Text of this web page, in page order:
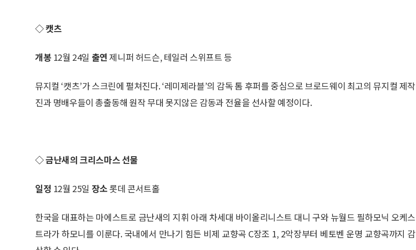
◇ 캣츠
개봉 12월 24일 출연제니퍼 허드슨, 테일러 스위프트 등
뮤지컬 ‘캣츠’가 스크린에 펼쳐진다. ‘레미제라블’의 감독 톰 후퍼를 중심으로 브로드웨이 최고의 뮤지컬 제작
진과 명배우들이 총출동해 원작 무대 못지않은 감동과 전율을 선사할 예정이다.
◇ 금난새의 크리스마스 선물
일정 12월 25일 장소롯데 콘서트홀
한국을 대표하는 마에스트로 금난새의 지휘 아래 차세대 바이올리니스트 대니 구와 뉴월드 필하모닉 오케스
트라가 하모니를 이룬다. 국내에서 만나기 힘든 비제 교향곡 C장조 1, 2악장부터 베토벤 운명 교향곡까지 감